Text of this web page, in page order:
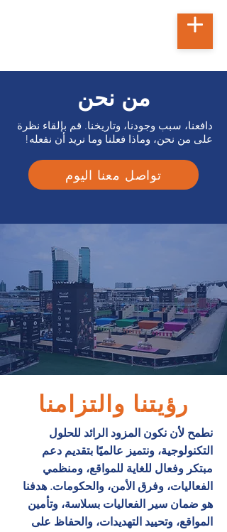
t ec h
من نحن
دافعنا، سبب وجودنا، وتاريخنا. قم بإلقاء نظرة
على من نحن، وماذا فعلنا وما نريد أن نفعله!
تواصل معنا اليوم
رؤيتنا والتزامنا
نطمح لأن نكون المزود الرائد للحلول
التكنولوجية، ونتميز عالميًا بتقديم دعم
مبتكر وفعال للغاية للمواقع، ومنظمي
الفعاليات، وفرق الأمن، والحكومات. هدفنا
هو ضمان سير الفعاليات بسلاسة، وتأمين
المواقع، وتحييد التهديدات، والحفاظ على